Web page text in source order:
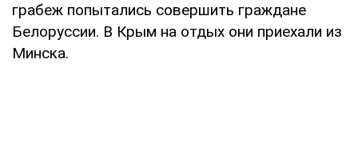
грабеж попытались совершить граждане
Белоруссии. В Крым на отдых они приехали из
Минска.